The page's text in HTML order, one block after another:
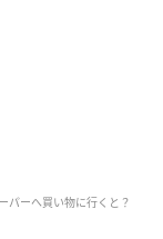
パーへ買い物に行くと？